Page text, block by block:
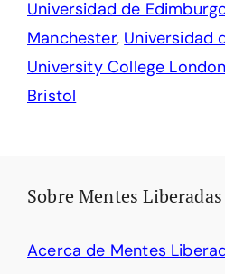
Universidad de
Manchester, Universidad
University College London
Bristol
Sobre Mentes Liberadas
Acerca de Mentes